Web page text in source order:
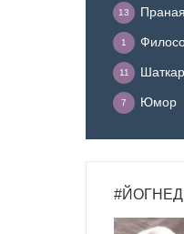
13
1
11
Юмор
7